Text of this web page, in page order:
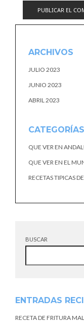
ARCHIVOS
JULIO 2023
JUNIO 2023
ABRIL 2023
CATEGORÍAS
QUE VER EN
QUE VER EN EL
RECETAS TIPICAS
BUSCAR
ENTRADAS
RECETA DE FRITURA